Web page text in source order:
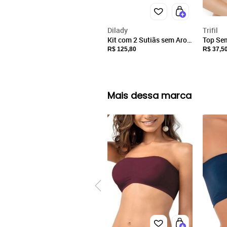
Dilady
Kit com 2 Sutiãs sem Aro
com Bojo Dilady 203101
R$ 125,80
Trifil
Top
Trifil
R$
Mais dessa marca